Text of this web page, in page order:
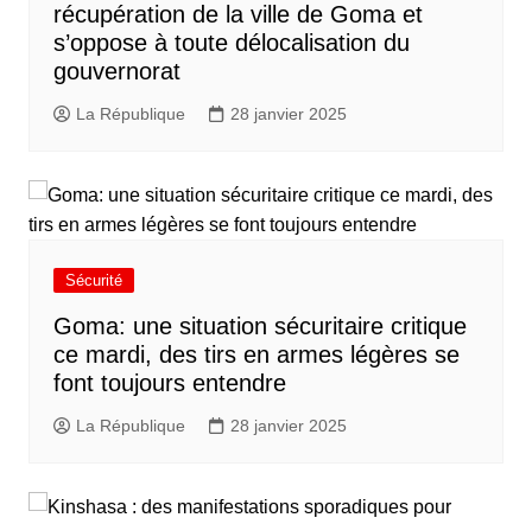
récupération de la ville de Goma et
s’oppose à toute délocalisation du
gouvernorat
La République 28 janvier 2025
Sécurité
Goma: une situation sécuritaire critique
ce mardi, des tirs en armes légères se
font toujours entendre
La République 28 janvier 2025